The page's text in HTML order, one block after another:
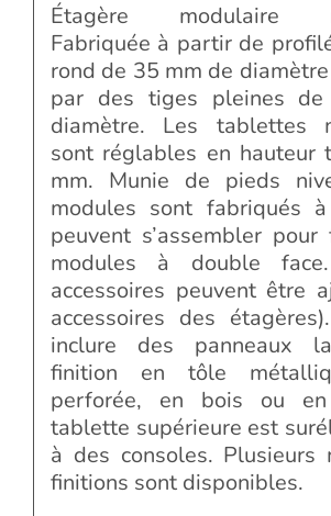
Étagère modulaire
Fabriquée à partir de
rond de 35 mm de
par des tiges pleines
diamètre. Les tablettes
sont réglables en hauteur
mm. Munie de pieds
modules sont fabriqués
peuvent s’assembler
modules à double
accessoires peuvent être
accessoires des
inclure des panneaux
finition en tôle
perforée, en bois ou
tablette supérieure est
à des consoles. Plusieurs
finitions sont disponibles.